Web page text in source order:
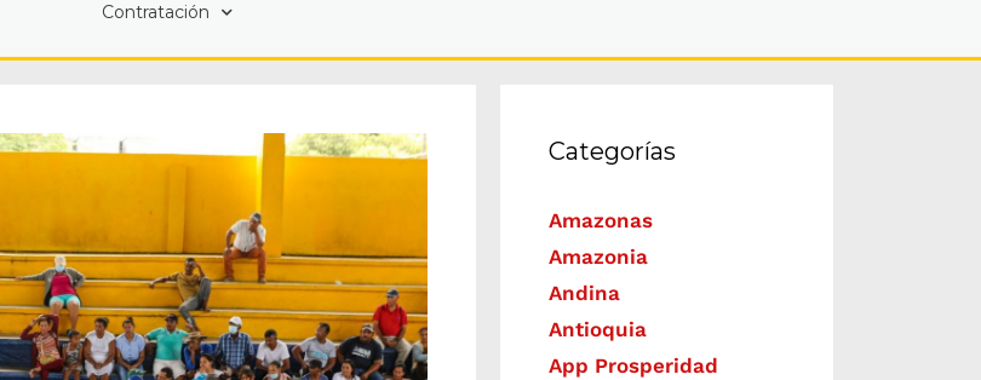
Contratación
Categorías
Amazonas
Amazonia
Andina
Antioquia
App Prosperidad